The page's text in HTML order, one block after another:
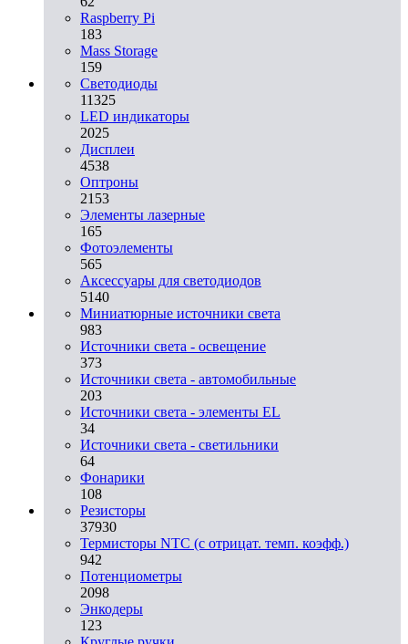
Raspberry Pi
183
Mass Storage
159
Светодиоды
11325
LED индикаторы
2025
Дисплеи
4538
Оптроны
2153
Элементы лазерные
165
Фотоэлементы
565
Аксессуары для светодиодов
5140
Миниатюрные источники света
983
Источники света - освещение
373
Источники света - автомобильные
203
Источники света - элементы EL
34
Источники света - светильники
64
Фонарики
108
Резисторы
37930
Термисторы NTC (с отрицат. темп. коэфф.)
942
Потенциометры
2098
Энкодеры
123